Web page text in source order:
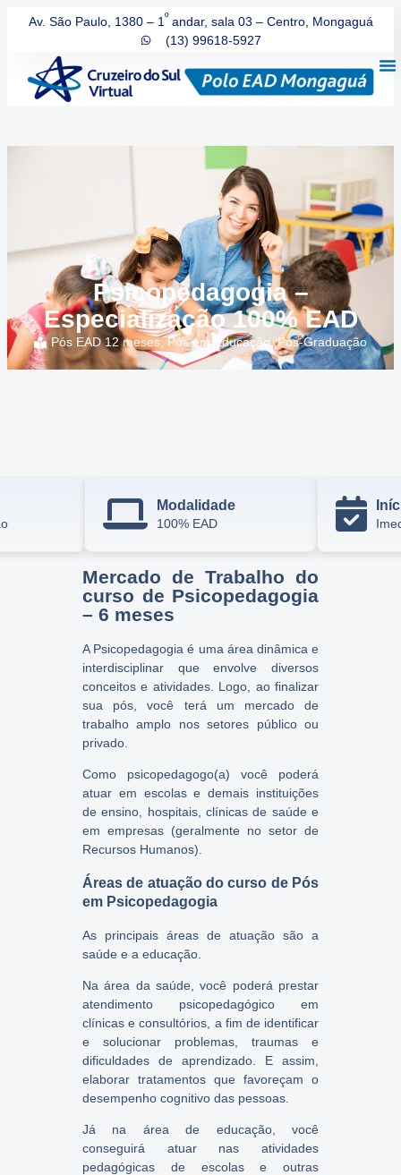
Av. São Paulo, 1380 – 1 ºandar, sala 03 – Centro, Mongaguá
(13) 99618-5927
Psicopedagogia –
Especialização 100% EAD
Pós EAD 12 meses,Pós em Educação,Pós-Graduação
Modalidade
100% EAD
Mercado de Trabalho do
curso de Psicopedagogia
– 6 meses
A Psicopedagogia é uma área dinâmica e
interdisciplinar que envolve diversos
conceitos e atividades. Logo, ao finalizar
sua pós, você terá um mercado de
trabalho amplo nos setores público ou
privado.
Como psicopedagogo(a) você poderá
atuar em escolas e demais instituições
de ensino, hospitais, clínicas de saúde e
em empresas (geralmente no setor de
Recursos Humanos).
Áreas de atuação do curso de Pós
em Psicopedagogia
As principais áreas de atuação são a
saúde e a educação.
Na área da saúde, você poderá prestar
atendimento psicopedagógico em
clínicas e consultórios, a fim de identificar
e solucionar problemas, traumas e
dificuldades de aprendizado. E assim,
elaborar tratamentos que favoreçam o
desempenho cognitivo das pessoas.
Já na área de educação, você
conseguirá atuar nas atividades
pedagógicas de escolas e outras